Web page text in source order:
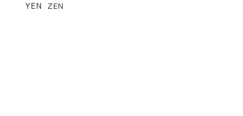
YEN ZEN